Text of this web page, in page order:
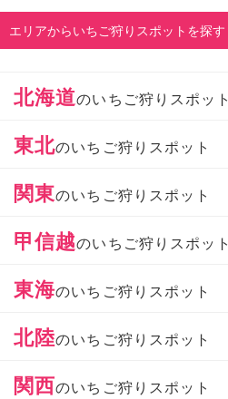
エリアからいちご狩りスポットを探す
北海道のいちご狩りスポット
東北のいちご狩りスポット
関東のいちご狩りスポット
甲信越のいちご狩りスポット
東海のいちご狩りスポット
北陸のいちご狩りスポット
関西のいちご狩りスポット